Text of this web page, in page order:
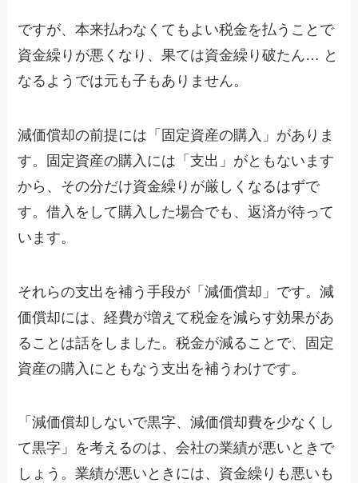
ですが、本来払わなくてもよい税金を払うことで
資金繰りが悪くなり、果ては資金繰り破たん… と
なるようでは元も子もありません。
減価償却の前提には「固定資産の購入」がありま
す。固定資産の購入には「支出」がともないます
から、その分だけ資金繰りが厳しくなるはずで
す。借入をして購入した場合でも、返済が待って
います。
それらの支出を補う手段が「減価償却」です。減
価償却には、経費が増えて税金を減らす効果があ
ることは話をしました。税金が減ることで、固定
資産の購入にともなう支出を補うわけです。
「減価償却しないで黒字、減価償却費を少なくし
て黒字」を考えるのは、会社の業績が悪いときで
しょう。業績が悪いときには、資金繰りも悪いも